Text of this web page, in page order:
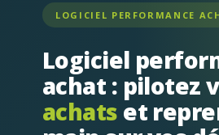
LOGICIEL PERFORMANCE
Logiciel
achat : pilotez
achats et